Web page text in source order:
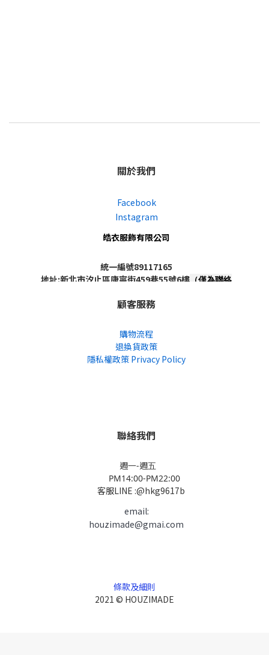
關於我們
Facebook
Instagram
皓衣服飾有限公司
統一編號89117165
地址:新北市汐止區康寧街459巷55號6樓 （僅為聯絡
顧客服務
購物流程
退換貨政策
隱私權政策 Privacy Policy
聯絡我們
週一-週五
PM14:00-PM22:00
客服LINE :@hkg9617b
email:
houzimade@gmai.com
條款及細則
2021 © HOUZIMADE